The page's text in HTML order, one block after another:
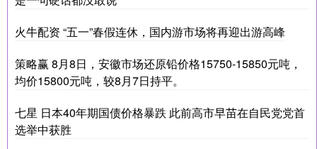
火牛配资 “五一”春假连休，国内游市场将再迎出游高峰
策略赢 8月8日，安徽市场还原铅价格15750-15850元吨，
均价15800元吨，较8月7日持平。
七星 日本40年期国债价格暴跌 此前高市早苗在自民党党首
选举中获胜